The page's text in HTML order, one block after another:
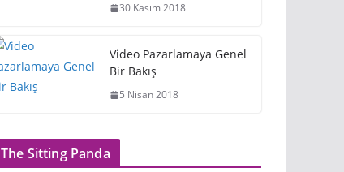
30 Kasım 2018
Video Pazarlamaya Genel
Bir Bakış
5 Nisan 2018
The Sitting Panda